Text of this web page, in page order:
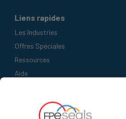
Liens rapides
Les Industries
Offres Spéciales
Ressources
Aide